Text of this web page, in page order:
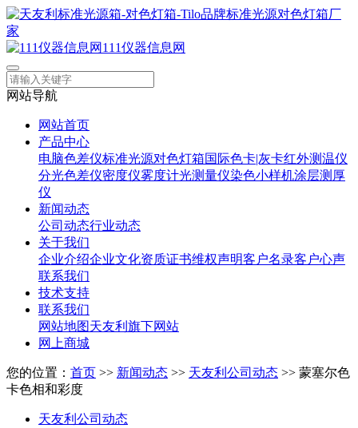
111仪器信息网
网站导航
网站首页
产品中心
电脑色差仪标准光源对色灯箱国际色卡|灰卡红外测温仪
分光色差仪密度仪雾度计光测量仪染色小样机涂层测厚
仪
新闻动态
公司动态行业动态
关于我们
企业介绍企业文化资质证书维权声明客户名录客户心声
联系我们
技术支持
联系我们
网站地图天友利旗下网站
网上商城
您的位置： 首页 >> 新闻动态 >> 天友利公司动态 >> 蒙塞尔色
卡色相和彩度
天友利公司动态